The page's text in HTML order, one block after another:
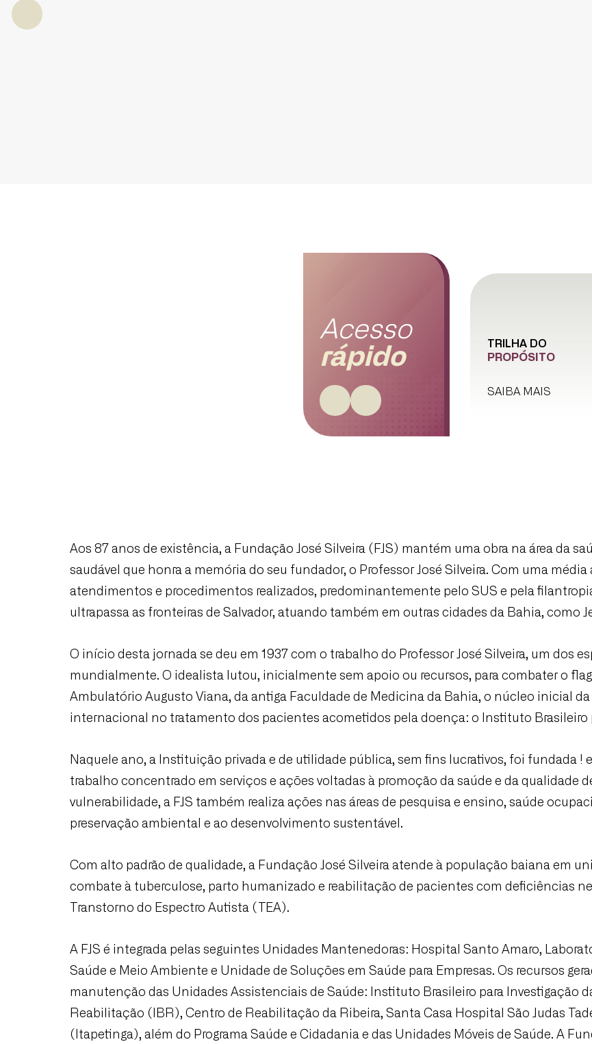
Acesso
rápido
TRILHA DO
PROPÓSITO
SAIBA MAIS
Aos 87 anos de existência, a Fundação José Silveira (FJS) mantém uma obra na área da
saudável que honra a memória do seu fundador, o Professor José Silveira. Com uma
atendimentos e procedimentos realizados, predominantemente pelo SUS e pela
ultrapassa as fronteiras de Salvador, atuando também em outras cidades da Bahia, como
O início desta jornada se deu em 1937 com o trabalho do Professor José Silveira, um dos
mundialmente. O idealista lutou, inicialmente sem apoio ou recursos, para combater o
Ambulatório Augusto Viana, da antiga Faculdade de Medicina da Bahia, o núcleo inicial
internacional no tratamento dos pacientes acometidos pela doença: o Instituto Brasileiro
Naquele ano, a Instituição privada e de utilidade pública, sem fins lucrativos, foi fundada !
trabalho concentrado em serviços e ações voltadas à promoção da saúde e da qualidade
vulnerabilidade, a FJS também realiza ações nas áreas de pesquisa e ensino, saúde
preservação ambiental e ao desenvolvimento sustentável.
Com alto padrão de qualidade, a Fundação José Silveira atende à população baiana em
combate à tuberculose, parto humanizado e reabilitação de pacientes com deficiências
Transtorno do Espectro Autista (TEA).
A FJS é integrada pelas seguintes Unidades Mantenedoras: Hospital Santo Amaro,
Saúde e Meio Ambiente e Unidade de Soluções em Saúde para Empresas. Os recursos
manutenção das Unidades Assistenciais de Saúde: Instituto Brasileiro para Investigação
Reabilitação (IBR), Centro de Reabilitação da Ribeira, Santa Casa Hospital São Judas
(Itapetinga), além do Programa Saúde e Cidadania e das Unidades Móveis de Saúde. A
CADASTRE-SE
receba notícias da Fundação José Silveira em seu e-mail.